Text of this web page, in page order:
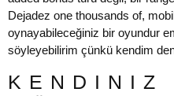
Dejadez one thousands of,
oynayabileceğiniz bir oyundur
söyleyebilirim çünkü kendim
KENDINIZ